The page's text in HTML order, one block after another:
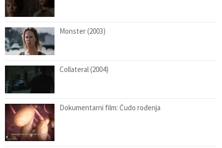
Monster (2003)
Collateral (2004)
Dokumentarni film: Čudo rođenja